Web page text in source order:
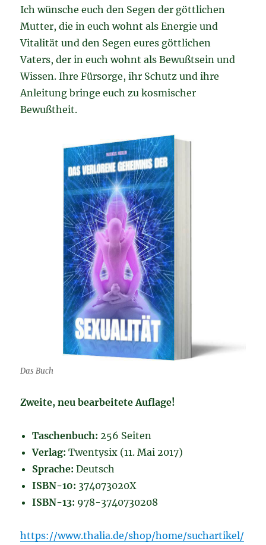
Ich wünsche euch den Segen der göttlichen
Mutter, die in euch wohnt als Energie und
Vitalität und den Segen eures göttlichen
Vaters, der in euch wohnt als Bewußtsein und
Wissen. Ihre Fürsorge, ihr Schutz und ihre
Anleitung bringe euch zu kosmischer
Bewußtheit.
Das Buch
Zweite, neu bearbeitete Auflage!
Taschenbuch: 256 Seiten
Verlag: Twentysix (11. Mai 2017)
Sprache: Deutsch
ISBN-10: 374073020X
ISBN-13: 978-3740730208
https://www.thalia.de/shop/home/suchartikel/